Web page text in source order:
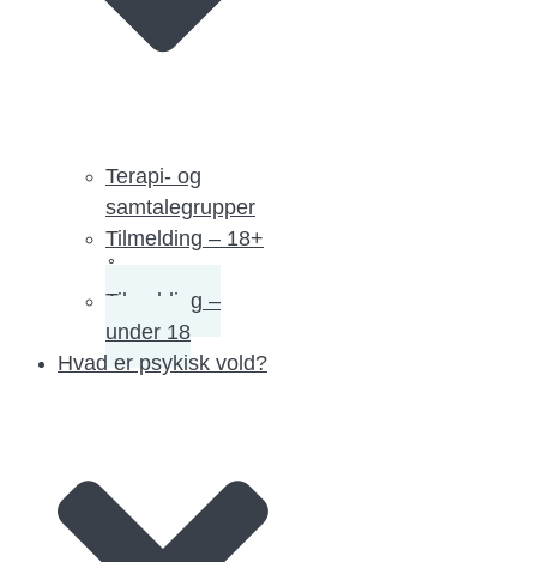
Terapi- og
samtalegrupper
Tilmelding – 18+
år
Tilmelding –
under 18
Hvad er psykisk vold?